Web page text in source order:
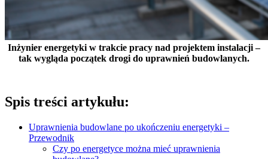
Inżynier energetyki w trakcie pracy nad projektem instalacji –
tak wygląda początek drogi do uprawnień budowlanych.
Spis treści artykułu:
Uprawnienia budowlane po ukończeniu energetyki –
Przewodnik
Czy po energetyce można mieć uprawnienia